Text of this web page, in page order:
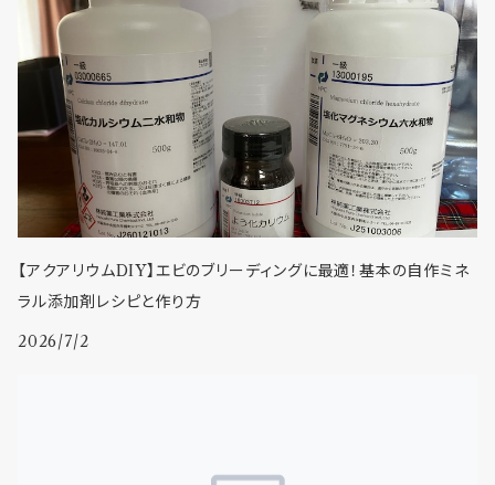
【アクアリウムDIY】エビのブリーディングに最適！基本の自作ミネ
ラル添加剤レシピと作り方
2026/7/2